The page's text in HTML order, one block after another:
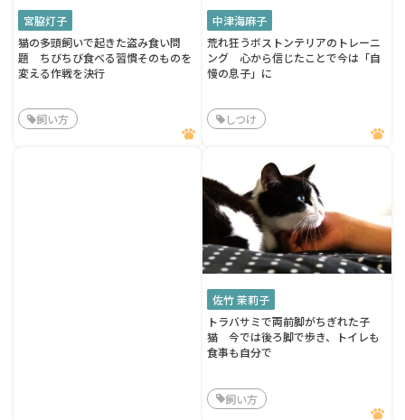
宮脇灯子
猫の多頭飼いで起きた盗み食い問
題 ちびちび食べる習慣そのものを
変える作戦を決行
飼い方
中津海麻子
荒れ狂うボストンテリアのトレーニ
ング 心から信じたことで今は「自
慢の息子」に
しつけ
佐竹 茉莉子
トラバサミで両前脚がちぎれた子
猫 今では後ろ脚で歩き、トイレも
食事も自分で
飼い方